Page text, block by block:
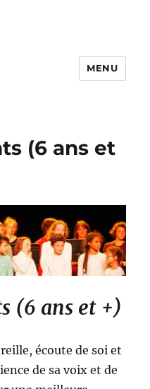
MENU
(6 ans et
(6 ans et +)
écoute de soi et
de sa voix et de